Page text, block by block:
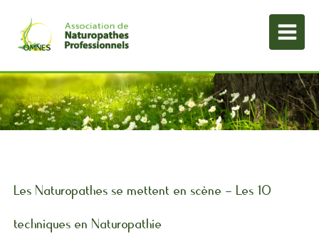
Les Naturopathes se mettent en scène - Les 10
techniques en Naturopathie